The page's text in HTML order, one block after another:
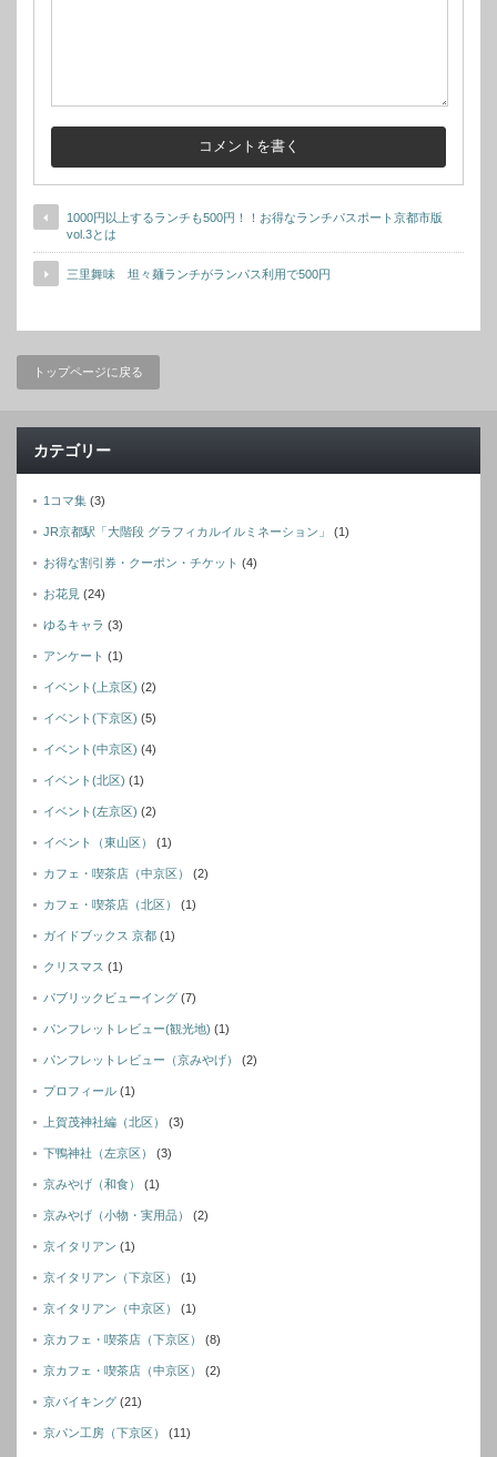
1000円以上するランチも500円！！お得なランチパスポート京都市版
vol.3とは
三里舞味 坦々麺ランチがランパス利用で500円
トップページに戻る
カテゴリー
1コマ集 (3)
JR京都駅「大階段 グラフィカルイルミネーション」 (1)
お得な割引券・クーポン・チケット (4)
お花見 (24)
ゆるキャラ (3)
アンケート (1)
イベント(上京区) (2)
イベント(下京区) (5)
イベント(中京区) (4)
イベント(北区) (1)
イベント(左京区) (2)
イベント（東山区） (1)
カフェ・喫茶店（中京区） (2)
カフェ・喫茶店（北区） (1)
ガイドブックス 京都 (1)
クリスマス (1)
パブリックビューイング (7)
パンフレットレビュー(観光地) (1)
パンフレットレビュー（京みやげ） (2)
プロフィール (1)
上賀茂神社編（北区） (3)
下鴨神社（左京区） (3)
京みやげ（和食） (1)
京みやげ（小物・実用品） (2)
京イタリアン (1)
京イタリアン（下京区） (1)
京イタリアン（中京区） (1)
京カフェ・喫茶店（下京区） (8)
京カフェ・喫茶店（中京区） (2)
京バイキング (21)
京パン工房（下京区） (11)